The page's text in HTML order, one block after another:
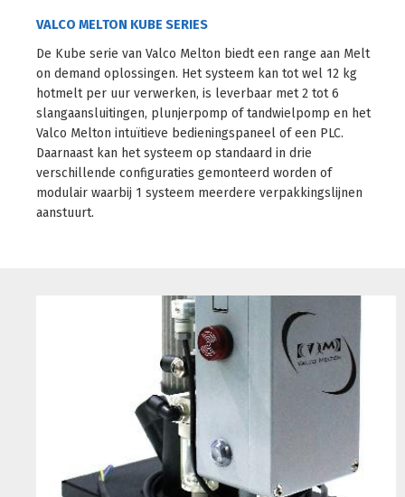
VALCO MELTON KUBE SERIES
De Kube serie van Valco Melton biedt een range aan Melt
on demand oplossingen. Het systeem kan tot wel 12 kg
hotmelt per uur verwerken, is leverbaar met 2 tot 6
slangaansluitingen, plunjerpomp of tandwielpomp en het
Valco Melton intuïtieve bedieningspaneel of een PLC.
Daarnaast kan het systeem op standaard in drie
verschillende configuraties gemonteerd worden of
modulair waarbij 1 systeem meerdere verpakkingslijnen
aanstuurt.